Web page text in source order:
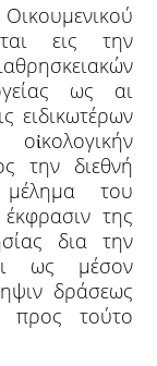
εις την
ως αι
ειδικωτέρων
την διεθνή
μέλημα του
της
δια την
ως μέσον
δράσεως
προς τούτο